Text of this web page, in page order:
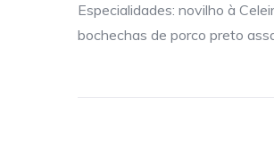
Especialidades: novilho à
bochechas de porco preto